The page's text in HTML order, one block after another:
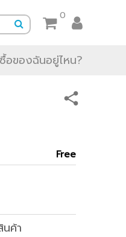
0
อของฉันอยู่ไหน?
Free
นค้า